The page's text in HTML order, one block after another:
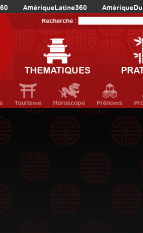
AmériqueLatine360
Recherche :
THEMATIQUES
Tourisme Horoscope Prénoms